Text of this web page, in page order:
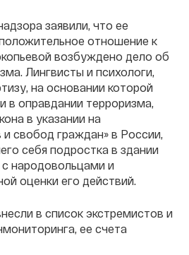
заявили, что ее
отношение к
возбуждено дело об
Лингвисты и психологи,
на основании которой
в оправдании терроризма,
в указании на
свобод граждан» в России,
себя подростка в здании
народовольцами и
оценки его действий.
в список экстремистов и
ее счета